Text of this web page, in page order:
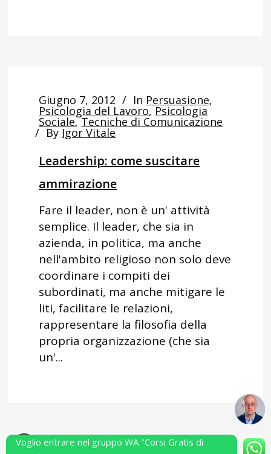
Giugno 7, 2012 In Persuasione,
Psicologia del Lavoro, Psicologia
Sociale,Tecniche di Comunicazione
By Igor Vitale
Leadership: come suscitare
ammirazione
Fare il leader, non è un' attività
semplice. Il leader, che sia in
azienda, in politica, ma anche
nell'ambito religioso non solo deve
coordinare i compiti dei
subordinati, ma anche mitigare le
liti, facilitare le relazioni,
rappresentare la filosofia della
propria organizzazione (che sia
un'...
Voglio entrare nel gruppo WA "Corsi Gratis di